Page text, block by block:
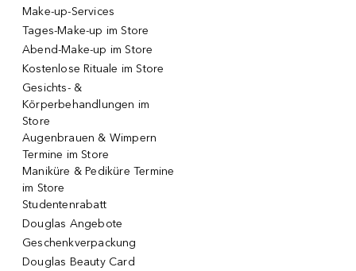
Make-up-Services
Tages-Make-up im Store
Abend-Make-up im Store
Kostenlose Rituale im Store
Gesichts- &
Körperbehandlungen im
Store
Augenbrauen & Wimpern
Termine im Store
Maniküre & Pediküre Termine
im Store
Studentenrabatt
Douglas Angebote
Geschenkverpackung
Douglas Beauty Card